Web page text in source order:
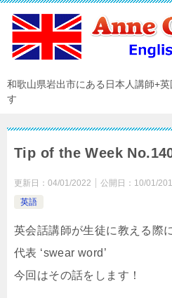
和歌山県岩出市にある日本人講師+
す
Tip of the Week
更新日： 04/01/2022 公開日： 10/01/
英語
英会話講師が生徒に教える際
代表 ‘swear word’
今回はその話をします！